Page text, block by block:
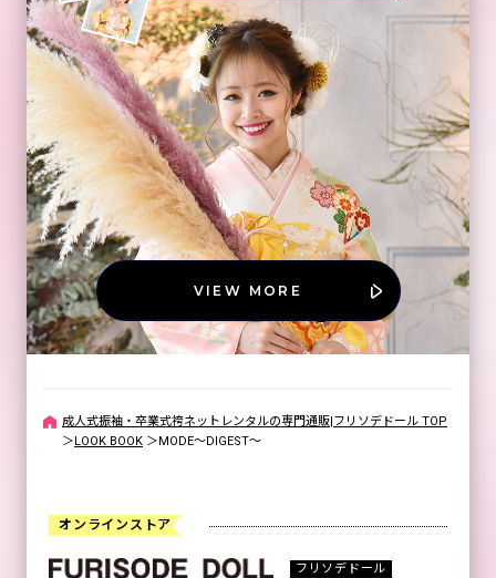
VIEW MORE
成人式振袖・卒業式袴ネットレンタルの専門通販|フリソデドール TOP
＞ LOOK BOOK ＞ MODE～DIGEST～
オンラインストア
フリソデドール